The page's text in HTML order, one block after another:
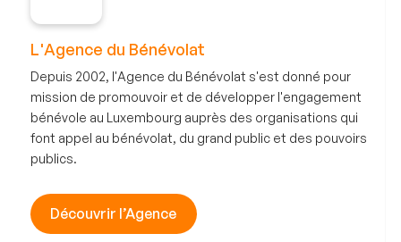
L'Agence du Bénévolat
Depuis 2002, l'Agence du Bénévolat s'est donné pour
mission de promouvoir et de développer l'engagement
bénévole au Luxembourg auprès des organisations qui
font appel au bénévolat, du grand public et des pouvoirs
publics.
Découvrir l’Agence